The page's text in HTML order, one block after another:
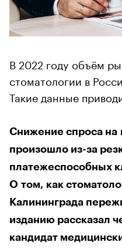
В 2022 году объём
стоматологии в
Такие данные
Снижение спроса на
произошло из-за
платежеспособных
О том, как
Калининграда
изданию рассказал
кандидат